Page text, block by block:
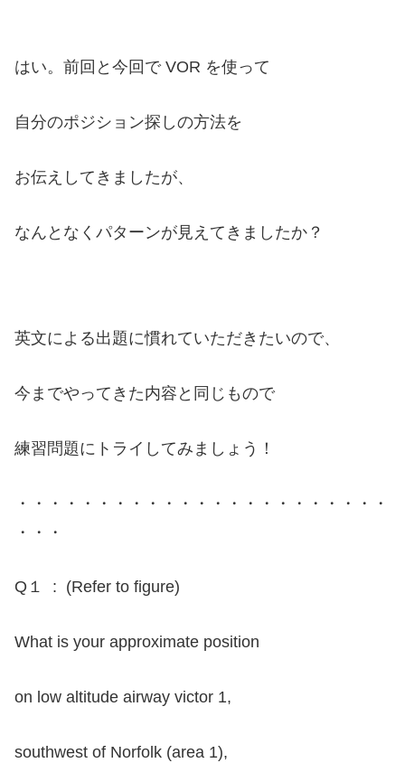
はい。前回と今回で VOR を使って
自分のポジション探しの方法を
お伝えしてきましたが、
なんとなくパターンが見えてきましたか？
英文による出題に慣れていただきたいので、
今までやってきた内容と同じもので
練習問題にトライしてみましょう！
・・・・・・・・・・・・・・・・・・・・・・・
・・・
Q１ : (Refer to figure)
What is your approximate position
on low altitude airway victor 1,
southwest of Norfolk (area 1),